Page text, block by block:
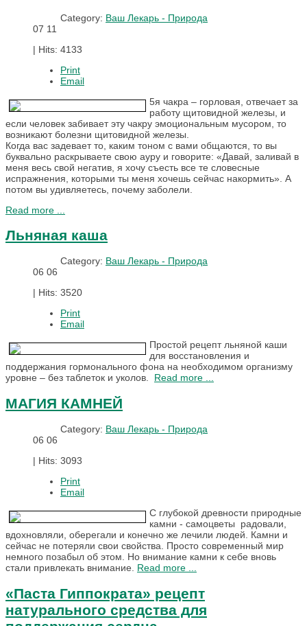
Category: Ваш Лекарь - Природа
07 11
| Hits: 4133
Print
Email
5я чакра – горловая, отвечает за
работу щитовидной железы, и
если человек забивает эту чакру эмоциональным мусором, то
возникают болезни щитовидной железы.
Когда вас задевает то, каким тоном с вами общаются, то вы
буквально раскрываете свою ауру и говорите: «Давай, заливай в
меня весь свой негатив, я хочу съесть все те словесные
испражнения, которыми ты меня хочешь сейчас накормить». А
потом вы удивляетесь, почему заболели.
Read more ...
Льняная каша
Category: Ваш Лекарь - Природа
06 06
| Hits: 3520
Print
Email
Простой рецепт льняной каши
для восстановления и
поддержания гормонального фона на необходимом организму
уровне – без таблеток и уколов. Read more ...
МАГИЯ КАМНЕЙ
Category: Ваш Лекарь - Природа
06 06
| Hits: 3093
Print
Email
С глубокой древности природные
камни - самоцветы радовали,
вдохновляли, оберегали и конечно же лечили людей. Камни и
сейчас не потеряли свои свойства. Просто современный мир
немного позабыл об этом. Но внимание камни к себе вновь
стали привлекать внимание. Read more ...
«Паста Гиппократа» рецепт
натурального средства для